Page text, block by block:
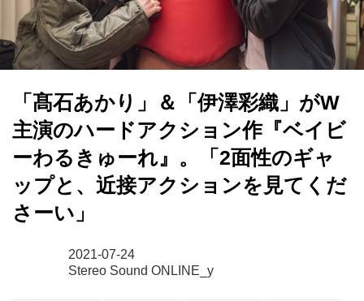
「髙石あかり」＆「伊澤彩織」がW
主演のハードアクション作『ベイビ
ーわるきゅーれ』。「2面性のギャ
ップと、近接アクションを見てくだ
さーい」
2021-07-24
Stereo Sound ONLINE_y